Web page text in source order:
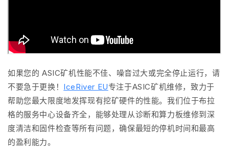
如果您的 ASIC矿机性能不佳、噪音过大或完全停止运行，请
不要急于更换！ IceRiver EU专注于ASIC矿机维修，致力于
帮助您最大限度地发挥现有挖矿硬件的性能。我们位于布拉
格的服务中心设备齐全，能够处理从诊断和算力板维修到深
度清洁和固件检查等所有问题，确保最短的停机时间和最高
的盈利能力。